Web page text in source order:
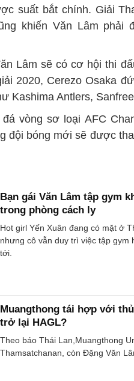
suất bắt chính. Giải
khiến Văn Lâm
Lâm sẽ có cơ hội thi
2020, Cerezo Osaka
Kashima Antlers,
đá vòng sơ loại AFC
đội bóng mới sẽ được
Bạn gái Văn Lâm tập gym
trong phòng cách ly
Hot girl Yến Xuân đang có mặt ở
nhưng cô vẫn duy trì việc tập
tới.
Muangthong tái hợp với
trở lại HAGL?
Theo báo Thái Lan,Muangthong
Thamsatchanan, còn Đặng Văn